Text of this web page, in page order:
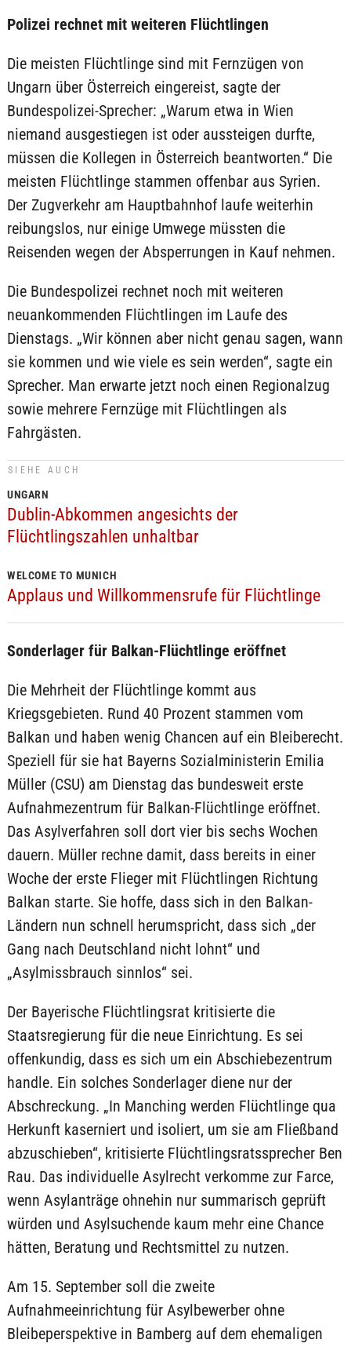
Polizei rechnet mit weiteren Flüchtlingen
Die meisten Flüchtlinge sind mit Fernzügen von
Ungarn über Österreich eingereist, sagte der
Bundespolizei-Sprecher: „Warum etwa in Wien
niemand ausgestiegen ist oder aussteigen durfte,
müssen die Kollegen in Österreich beantworten.“ Die
meisten Flüchtlinge stammen offenbar aus Syrien.
Der Zugverkehr am Hauptbahnhof laufe weiterhin
reibungslos, nur einige Umwege müssten die
Reisenden wegen der Absperrungen in Kauf nehmen.
Die Bundespolizei rechnet noch mit weiteren
neuankommenden Flüchtlingen im Laufe des
Dienstags. „Wir können aber nicht genau sagen, wann
sie kommen und wie viele es sein werden“, sagte ein
Sprecher. Man erwarte jetzt noch einen Regionalzug
sowie mehrere Fernzüge mit Flüchtlingen als
Fahrgästen.
SIEHE AUCH
UNGARN
Dublin-Abkommen angesichts der
Flüchtlingszahlen unhaltbar
WELCOME TO MUNICH
Applaus und Willkommensrufe für Flüchtlinge
Sonderlager für Balkan-Flüchtlinge eröffnet
Die Mehrheit der Flüchtlinge kommt aus
Kriegsgebieten. Rund 40 Prozent stammen vom
Balkan und haben wenig Chancen auf ein Bleiberecht.
Speziell für sie hat Bayerns Sozialministerin Emilia
Müller (CSU) am Dienstag das bundesweit erste
Aufnahmezentrum für Balkan-Flüchtlinge eröffnet.
Das Asylverfahren soll dort vier bis sechs Wochen
dauern. Müller rechne damit, dass bereits in einer
Woche der erste Flieger mit Flüchtlingen Richtung
Balkan starte. Sie hoffe, dass sich in den Balkan-
Ländern nun schnell herumspricht, dass sich „der
Gang nach Deutschland nicht lohnt“ und
„Asylmissbrauch sinnlos“ sei.
Der Bayerische Flüchtlingsrat kritisierte die
Staatsregierung für die neue Einrichtung. Es sei
offenkundig, dass es sich um ein Abschiebezentrum
handle. Ein solches Sonderlager diene nur der
Abschreckung. „In Manching werden Flüchtlinge qua
Herkunft kaserniert und isoliert, um sie am Fließband
abzuschieben“, kritisierte Flüchtlingsratssprecher Ben
Rau. Das individuelle Asylrecht verkomme zur Farce,
wenn Asylanträge ohnehin nur summarisch geprüft
würden und Asylsuchende kaum mehr eine Chance
hätten, Beratung und Rechtsmittel zu nutzen.
Am 15. September soll die zweite
Aufnahmeeinrichtung für Asylbewerber ohne
Bleibeperspektive in Bamberg auf dem ehemaligen